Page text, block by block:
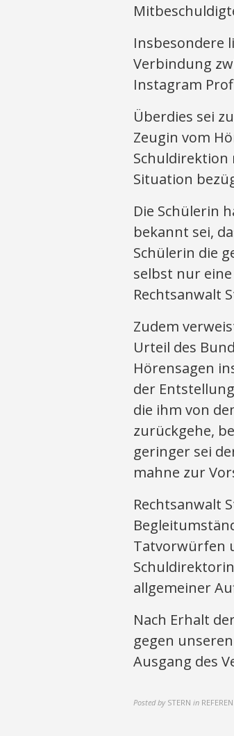
Insbesondere
Verbindung
Instagram
Überdies sei
Zeugin vom
Schuldirektion
Situation
Die Schülerin
bekannt sei,
Schülerin die
selbst nur
Rechtsanwalt
Zudem
Urteil des
Hörensagen
der
die ihm von
zurückgehe,
geringer sei
mahne zur
Rechtsanwalt
Tatvorwürfen
allgemeiner
Nach Erhalt
gegen
Ausgang des
Posted by STERN in